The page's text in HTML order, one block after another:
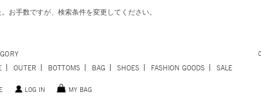
お手数ですが、検索条件を変更してください。
0
OUTER BOTTOMS BAG SHOES FASHION GOODS SALE
LOG IN MY BAG